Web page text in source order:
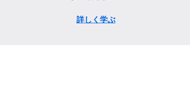
詳しく学ぶ